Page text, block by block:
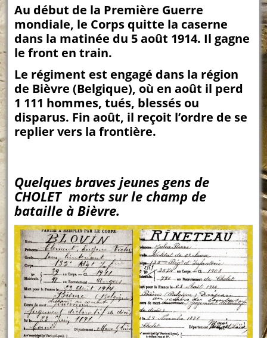
Au début de la Première Guerre
mondiale, le Corps quitte la caserne
dans la matinée du 5 août 1914. Il gagne
le front en train.
Le régiment est engagé dans la région
de Bièvre (Belgique), où en août il perd
1 111 hommes, tués, blessés ou
disparus. Fin août, il reçoit l’ordre de se
replier vers la frontière.
Quelques braves jeunes gens de
CHOLET morts sur le champ de
bataille à Bièvre.